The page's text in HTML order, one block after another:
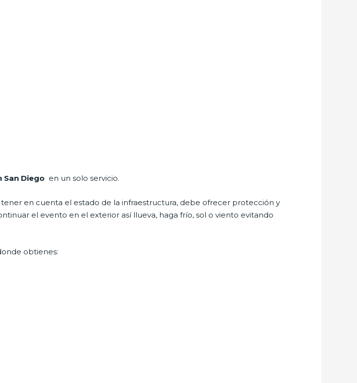
San Diego en un solo servicio.
en cuenta el estado de la infraestructura, debe ofrecer protección y
el evento en el exterior así llueva, haga frío, sol o viento evitando
obtienes: